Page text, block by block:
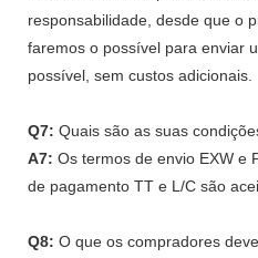
responsabilidade, desde que o
faremos o possível para enviar
possível, sem custos adicionais.
Q7: Quais são as suas
A7: Os termos de envio EXW e
de pagamento TT e L/C são
Q8: O que os compradores